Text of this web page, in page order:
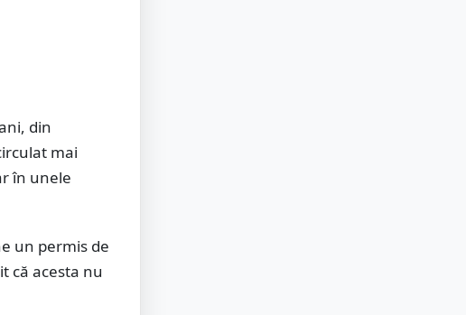
din
mai
în unele
un permis de
că acesta nu